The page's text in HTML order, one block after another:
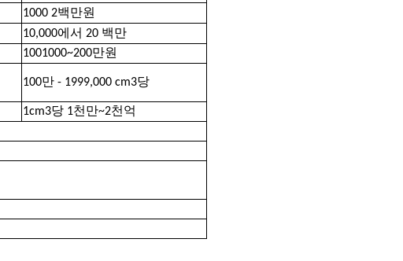
1000 2백만원
10,000에서 20 백만
1001000~200만원
100만 - 1999,000 cm3당
1cm3당 1천만~2천억